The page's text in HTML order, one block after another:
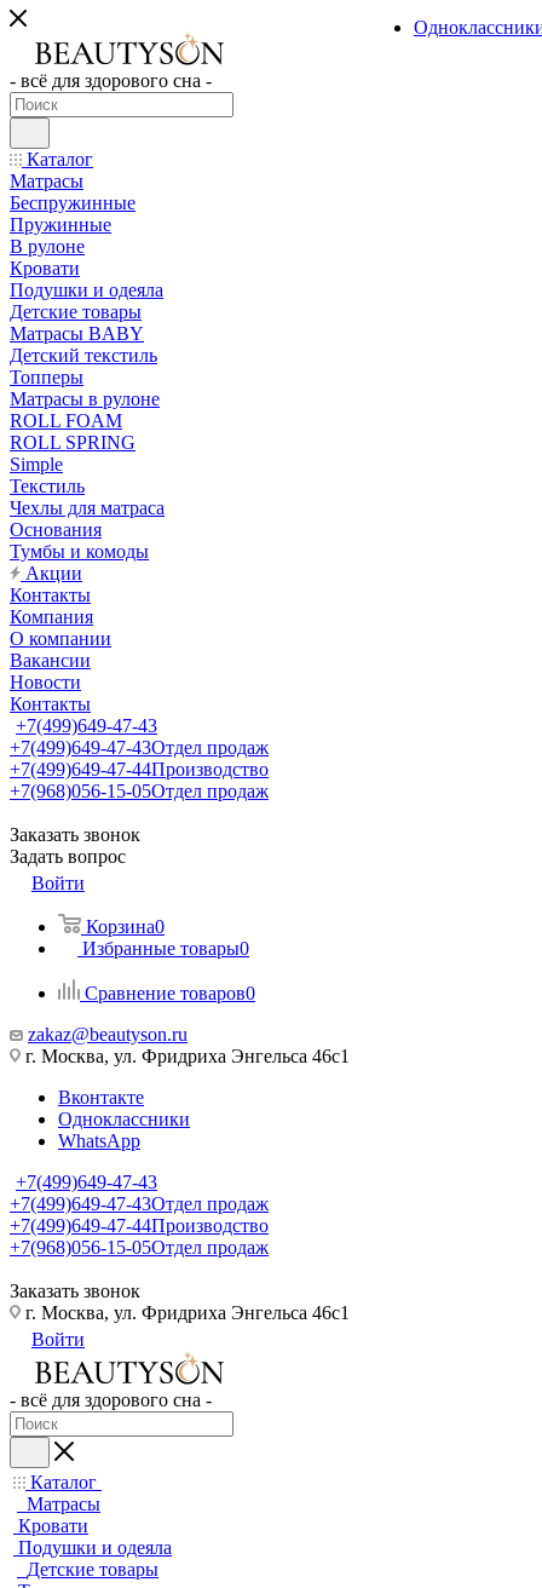
- всё для здорового сна -
Каталог
Матрасы
Беспружинные
Пружинные
В рулоне
Кровати
Подушки и одеяла
Детские товары
Матрасы BABY
Детский текстиль
Топперы
Матрасы в рулоне
ROLL FOAM
ROLL SPRING
Simple
Текстиль
Чехлы для матраса
Основания
Тумбы и комоды
Акции
Контакты
Компания
О компании
Вакансии
Новости
Контакты
+7(499)649-47-43
+7(499)649-47-43Отдел продаж
+7(499)649-47-44Производство
+7(968)056-15-05Отдел продаж
Заказать звонок
Задать вопрос
Войти
Корзина0
Избранные товары0
Сравнение товаров0
zakaz@beautyson.ru
г. Москва, ул. Фридриха Энгельса 46с1
Вконтакте
Одноклассники
WhatsApp
+7(499)649-47-43
+7(499)649-47-43Отдел продаж
+7(499)649-47-44Производство
+7(968)056-15-05Отдел продаж
Заказать звонок
г. Москва, ул. Фридриха Энгельса 46с1
Войти
- всё для здорового сна -
Каталог
Матрасы
Кровати
Подушки и одеяла
Детские товары